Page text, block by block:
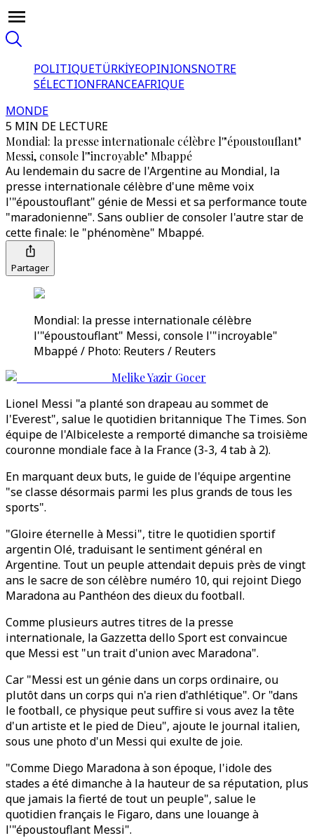
POLITIQUETÜRKİYEOPINIONSNOTRE
SÉLECTIONFRANCEAFRIQUE
MONDE
5 MIN DE LECTURE
Mondial: la presse internationale célèbre l'"époustouflant"
Messi, console l'"incroyable" Mbappé
Au lendemain du sacre de l'Argentine au Mondial, la
presse internationale célèbre d'une même voix
l'"époustouflant" génie de Messi et sa performance toute
"maradonienne". Sans oublier de consoler l'autre star de
cette finale: le "phénomène" Mbappé.
Partager
Mondial: la presse internationale célèbre
l'"époustouflant" Messi, console l'"incroyable"
Mbappé / Photo: Reuters / Reuters
Melike Yazir Gocer
Lionel Messi "a planté son drapeau au sommet de
l'Everest", salue le quotidien britannique The Times. Son
équipe de l'Albiceleste a remporté dimanche sa troisième
couronne mondiale face à la France (3-3, 4 tab à 2).
En marquant deux buts, le guide de l'équipe argentine
"se classe désormais parmi les plus grands de tous les
sports".
"Gloire éternelle à Messi", titre le quotidien sportif
argentin Olé, traduisant le sentiment général en
Argentine. Tout un peuple attendait depuis près de vingt
ans le sacre de son célèbre numéro 10, qui rejoint Diego
Maradona au Panthéon des dieux du football.
Comme plusieurs autres titres de la presse
internationale, la Gazzetta dello Sport est convaincue
que Messi est "un trait d'union avec Maradona".
Car "Messi est un génie dans un corps ordinaire, ou
plutôt dans un corps qui n'a rien d'athlétique". Or "dans
le football, ce physique peut suffire si vous avez la tête
d'un artiste et le pied de Dieu", ajoute le journal italien,
sous une photo d'un Messi qui exulte de joie.
"Comme Diego Maradona à son époque, l'idole des
stades a été dimanche à la hauteur de sa réputation, plus
que jamais la fierté de tout un peuple", salue le
quotidien français le Figaro, dans une louange à
l'"époustouflant Messi".